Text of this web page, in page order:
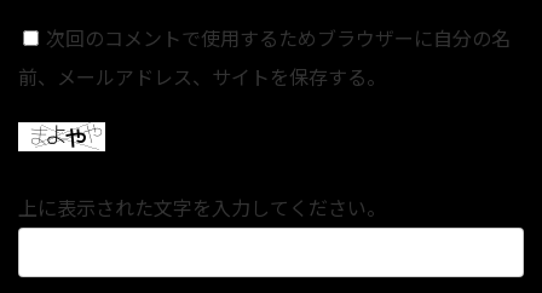
次回のコメントで使用するためブラウザーに自分の名
前、メールアドレス、サイトを保存する。
上に表示された文字を入力してください。